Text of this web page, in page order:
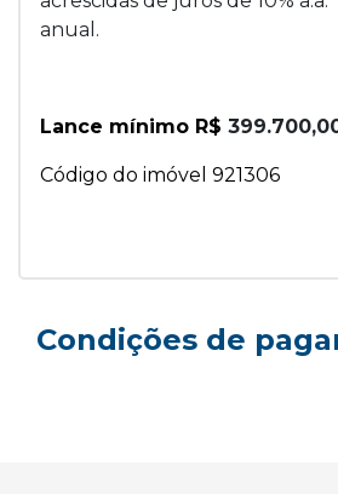
anual.
Lance mínimo R$
Código do imóvel 921306
Condições de